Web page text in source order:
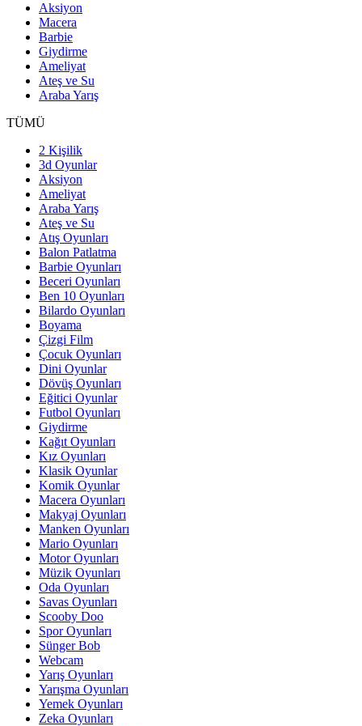
Aksiyon
Macera
Barbie
Giydirme
Ameliyat
Ateş ve Su
Araba Yarış
TÜMÜ
2 Kişilik
3d Oyunlar
Aksiyon
Ameliyat
Araba Yarış
Ateş ve Su
Atış Oyunları
Balon Patlatma
Barbie Oyunları
Beceri Oyunları
Ben 10 Oyunları
Bilardo Oyunları
Boyama
Çizgi Film
Çocuk Oyunları
Dini Oyunlar
Dövüş Oyunları
Eğitici Oyunlar
Futbol Oyunları
Giydirme
Kağıt Oyunları
Kız Oyunları
Klasik Oyunlar
Komik Oyunlar
Macera Oyunları
Makyaj Oyunları
Manken Oyunları
Mario Oyunları
Motor Oyunları
Müzik Oyunları
Oda Oyunları
Savas Oyunları
Scooby Doo
Spor Oyunları
Sünger Bob
Webcam
Yarış Oyunları
Yarışma Oyunları
Yemek Oyunları
Zeka Oyunları